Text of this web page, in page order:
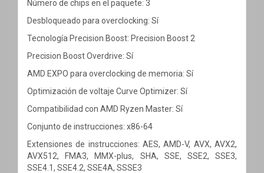
Número de chips en el paquete: 3
Desbloqueado para overclocking: Sí
Tecnología Precision Boost: Precision Boost 2
Precision Boost Overdrive: Sí
AMD EXPO para overclocking de memoria: Sí
Optimización de voltaje Curve Optimizer: Sí
Compatibilidad con AMD Ryzen Master: Sí
Conjunto de instrucciones: x86-64
Extensiones de instrucciones: AES, AMD-V, AVX, AVX2,
AVX512, FMA3, MMX-plus, SHA, SSE, SSE2, SSE3,
SSE4.1, SSE4.2, SSE4A, SSSE3